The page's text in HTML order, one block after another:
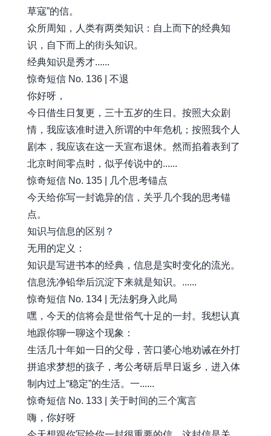
草寇”的信。
众所周知，人类有两类知识：自上而下的经典知
识，自下而上的街头知识。
经典知识是秀才......
惊奇短信 No. 136 | 不退
你好呀，
今日借生日复更，三十五岁的生日。按照大众剧
情，我应该准时进入所谓的中年危机；按照我个人
剧本，我应该在这一天宣布退休。然而掐着表到了
北京时间零点时，似乎传说中的......
惊奇短信 No. 135 | 几个思考锚点
今天给你写一封诡异的信，关乎几个我的思考锚
点。
知识与信息的区别？
无用的定义：
知识是写进书本的经典，信息是实时变化的流光。
信息洗净铅华后沉淀下来就是知识。......
惊奇短信 No. 134 | 无法躬身入此局
嘿，今天的信将会是世俗气十足的一封。我想认真
地跟你聊一聊这个现象：
生活几十年如一日的父母，苦口婆心地劝诫在外打
拼追求梦想的孩子，考公考研后早日返乡，进入体
制内过上“稳定”的生活。一......
惊奇短信 No. 133 | 关于时间的三个寓言
嗨，你好呀